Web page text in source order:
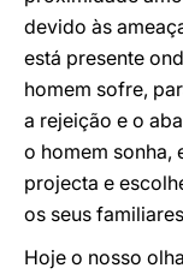
devido às
está presente
homem sofre,
a rejeição e o
o homem sonha,
projecta e
os seus
Hoje o nosso